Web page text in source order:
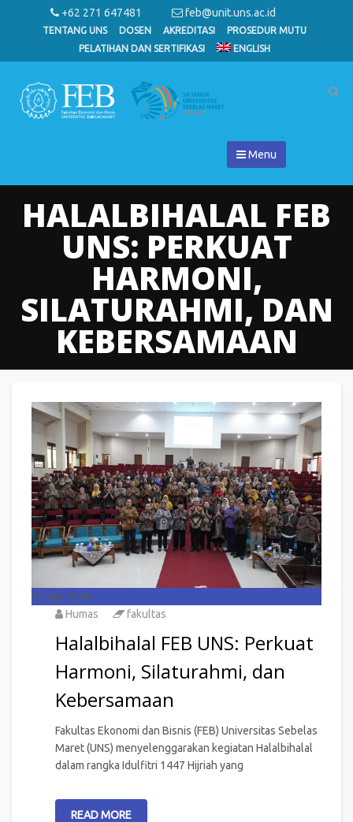
+62 271 647481 feb@unit.uns.ac.id
TENTANG UNS DOSEN AKREDITASI
PROSEDUR MUTU
PELATIHAN DAN SERTIFIKASI
ENGLISH
Menu
HALALBIHALAL FEB
UNS: PERKUAT
HARMONI,
SILATURAHMI, DAN
KEBERSAMAAN
13 Apr 2026
Humas
fakultas
Halalbihalal FEB UNS: Perkuat
Harmoni, Silaturahmi, dan
Kebersamaan
Fakultas Ekonomi dan Bisnis (FEB) Universitas Sebelas
Maret (UNS) menyelenggarakan kegiatan Halalbihalal
dalam rangka Idulfitri 1447 Hijriah yang
READ MORE